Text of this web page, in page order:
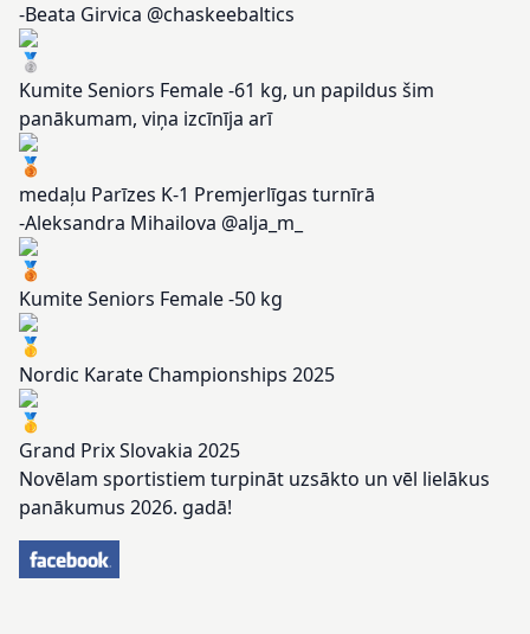
-Beata Girvica @chaskeebaltics
Kumite Seniors Female -61 kg, un papildus šim
panākumam, viņa izcīnīja arī
medaļu Parīzes K-1 Premjerlīgas turnīrā
-Aleksandra Mihailova @alja_m_
Kumite Seniors Female -50 kg
Nordic Karate Championships 2025
Grand Prix Slovakia 2025
Novēlam sportistiem turpināt uzsākto un vēl lielākus
panākumus 2026. gadā!